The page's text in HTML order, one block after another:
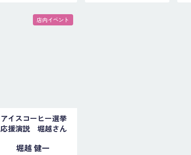
店内イベント
アイスコーヒー選挙
応援演説 堀越さん
堀越 健一